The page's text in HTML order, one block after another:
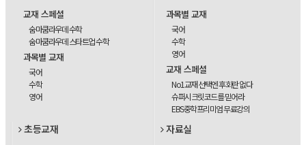
교재 스페셜
숨마쿰라우데 수학
숨마쿰라우데 스타트업 수학
과목별 교재
국어
수학
영어
과목별 교재
국어
수학
영어
교재 스페셜
No1교재 선택엔 후회란 없다
슈퍼시크릿코드를 믿어라
EBS중학프리미엄 무료강의
초등교재 자료실